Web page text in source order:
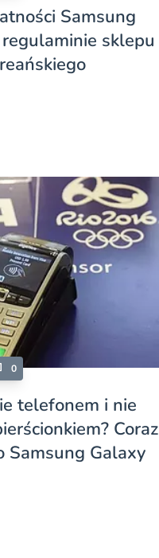
Samsung
sklepu
0
telefonem i nie
Coraz
Samsung Galaxy